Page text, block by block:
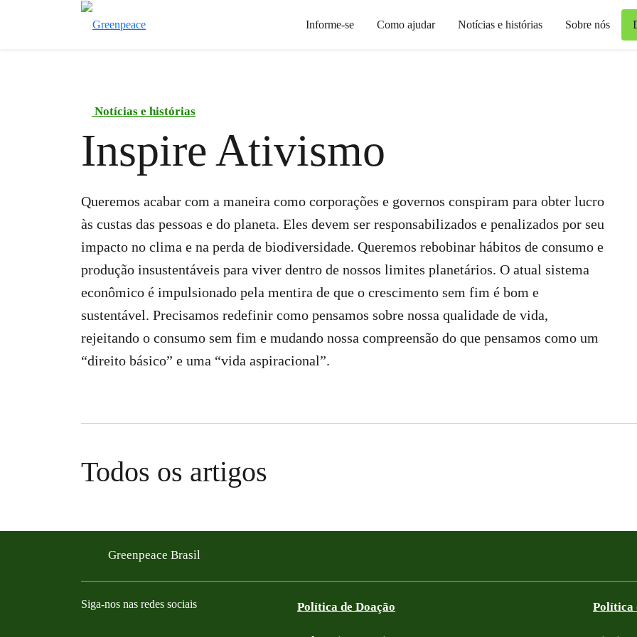
Informe-se Como ajudar Notícias e histórias Sobre nós
Notícias e histórias
Inspire Ativismo
Queremos acabar com a maneira como corporações e governos conspiram para obter lucro
às custas das pessoas e do planeta. Eles devem ser responsabilizados e penalizados por seu
impacto no clima e na perda de biodiversidade. Queremos rebobinar hábitos de consumo e
produção insustentáveis ​​para viver dentro de nossos limites planetários. O atual sistema
econômico é impulsionado pela mentira de que o crescimento sem fim é bom e
sustentável. Precisamos redefinir como pensamos sobre nossa qualidade de vida,
rejeitando o consumo sem fim e mudando nossa compreensão do que pensamos como um
“direito básico” e uma “vida aspiracional”.
Todos os artigos
Greenpeace Brasil
Siga-nos nas redes sociais Política de Doação Política